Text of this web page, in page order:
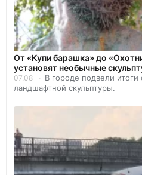
От «Купи барашка» до
установят необычные
07.08
В городе подвели
ландшафтной скульптуры.